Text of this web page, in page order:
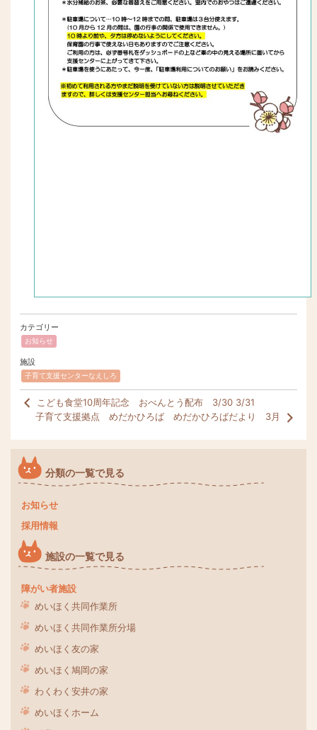
カテゴリー
お知らせ
施設
子育て支援センターなえしろ
こども食堂10周年記念 おべんとう配布 3/30 3/31
子育て支援拠点 めだかひろば めだかひろばだより 3月
分類の一覧で見る
お知らせ
採用情報
施設の一覧で見る
障がい者施設
めいほく共同作業所
めいほく共同作業所分場
めいほく友の家
めいほく鳩岡の家
わくわく安井の家
めいほくホーム